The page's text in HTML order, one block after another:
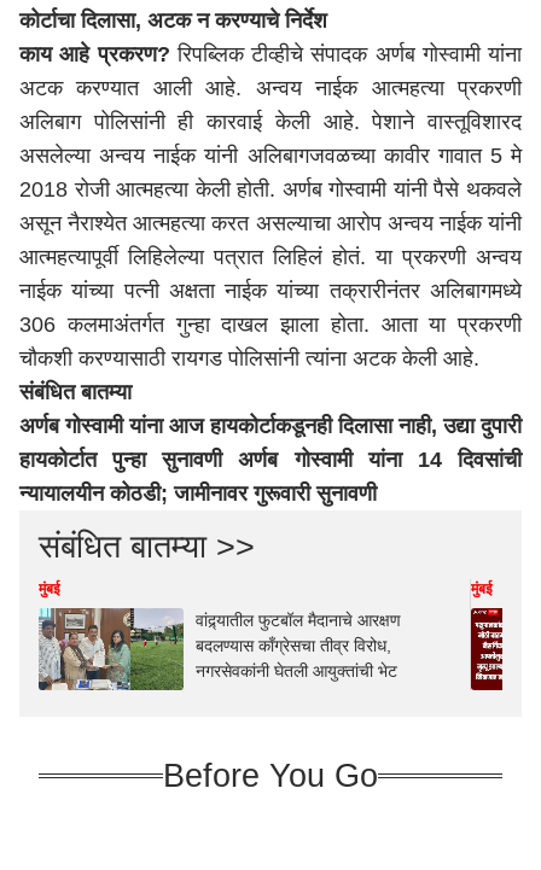
कोर्टाचा दिलासा, अटक न करण्याचे निर्देश
काय आहे प्रकरण? रिपब्लिक टीव्हीचे संपादक अर्णब गोस्वामी यांना
अटक करण्यात आली आहे. अन्वय नाईक आत्महत्या प्रकरणी
अलिबाग पोलिसांनी ही कारवाई केली आहे. पेशाने वास्तूविशारद
असलेल्या अन्वय नाईक यांनी अलिबागजवळच्या कावीर गावात 5 मे
2018 रोजी आत्महत्या केली होती. अर्णब गोस्वामी यांनी पैसे थकवले
असून नैराश्येत आत्महत्या करत असल्याचा आरोप अन्वय नाईक यांनी
आत्महत्यापूर्वी लिहिलेल्या पत्रात लिहिलं होतं. या प्रकरणी अन्वय
नाईक यांच्या पत्नी अक्षता नाईक यांच्या तक्रारीनंतर अलिबागमध्ये
306 कलमाअंतर्गत गुन्हा दाखल झाला होता. आता या प्रकरणी
चौकशी करण्यासाठी रायगड पोलिसांनी त्यांना अटक केली आहे.
संबंधित बातम्या
अर्णब गोस्वामी यांना आज हायकोर्टाकडूनही दिलासा नाही, उद्या दुपारी
हायकोर्टात पुन्हा सुनावणी
अर्णब गोस्वामी यांना 14 दिवसांची
न्यायालयीन कोठडी; जामीनावर गुरूवारी सुनावणी
संबंधित बातम्या >>
मुंबई
वांद्र्यातील फुटबॉल मैदानाचे आरक्षण
बदलण्यास काँग्रेसचा तीव्र विरोध,
नगरसेवकांनी घेतली आयुक्तांची भेट
मुंबई
Before You Go